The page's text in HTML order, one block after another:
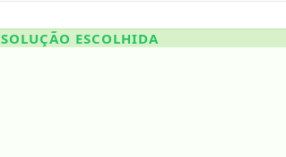
SOLUÇÃO ESCOLHIDA